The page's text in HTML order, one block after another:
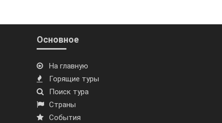
Основное
На главную
Горящие туры
Поиск тура
Страны
События